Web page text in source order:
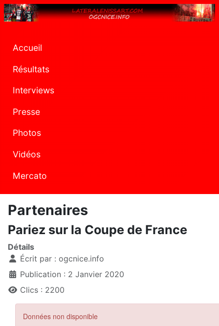
Accueil
Résultats
Interviews
Presse
Photos
Vidéos
Mercato
Partenaires
Pariez sur la Coupe de France
Détails
Écrit par : ogcnice.info
Publication : 2 Janvier 2020
Clics : 2200